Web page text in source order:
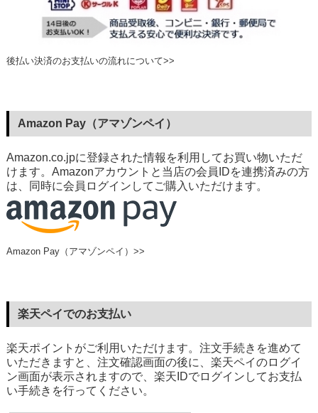
後払い決済のお支払いの流れについて>>
Amazon Pay（アマゾンペイ）
Amazon.co.jpに登録された情報を利用してお買い物いただ
けます。Amazonアカウントと当店の会員IDを連携済みの方
は、同時に会員ログインしてご購入いただけます。
Amazon Pay（アマゾンペイ）>>
楽天ペイでのお支払い
楽天ポイントがご利用いただけます。注文手続きを進めて
いただきますと、注文確認画面の後に、楽天ペイのログイ
ン画面が表示されますので、楽天IDでログインしてお支払
い手続きを行ってください。